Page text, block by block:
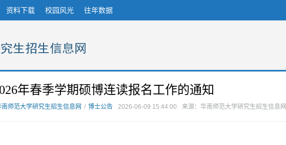
资料下载 校园风光 往年数据
年春季学期硕博连读报名工作的通知
南师范大学研究生招生信息网 / 博士公告 2026-06-09 15:44:00 来源：华南师范大学研究生招生信息网